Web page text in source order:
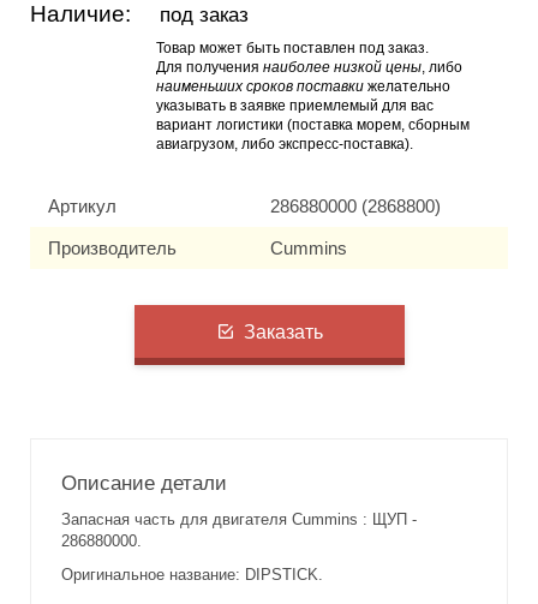
Наличие: под заказ
Товар может быть поставлен под заказ.
Для получения наиболее низкой цены, либо
наименьших сроков поставки желательно
указывать в заявке приемлемый для вас
вариант логистики (поставка морем, сборным
авиагрузом, либо экспресс-поставка).
Артикул 286880000 (2868800)
Производитель Cummins
Заказать
Описание детали
Запасная часть для двигателя Cummins : ЩУП -
286880000.
Оригинальное название: DIPSTICK.